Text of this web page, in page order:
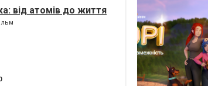
від атомів до життя